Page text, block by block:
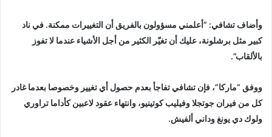
وأضاف تشافي: “أعلمني مسؤولون بالفريق أن التغييرات ممكنة. في ناد
كبير مثل برشلونة، عليك أن تغيّر الكثير من أجل الأشياء عندما لا تفوز
بالألقاب”.
ووفق “ماركا”، فإن تشافي تفاجأ بعدم حصول أي تغيير وخصوصا بعدما غادر
كل من فيران جوتجلا وفيليب كوتينيو، وانتهاء عقود لاعبين كأداما تراوري
ولوك دي يونغ وداني ألفيش.